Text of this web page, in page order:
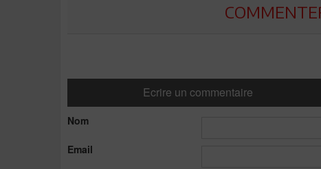
Ecrire un commentaire
Nom
Email